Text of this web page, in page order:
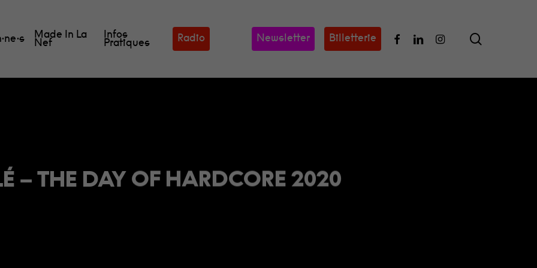
Made In La
Nef
Infos
Pratiques Radio Newsletter Billetterie FacebookLinkedinInstagram
– THE DAY OF HARDCORE 2020